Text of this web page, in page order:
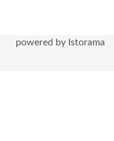
powered by Istorama